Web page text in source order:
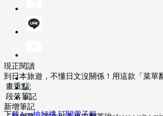
下載App抽好禮 訂閱電子報
現正閱讀
到日本旅遊，不懂日文沒關係！用這款「菜單
畫重點
段落筆記
新增筆記